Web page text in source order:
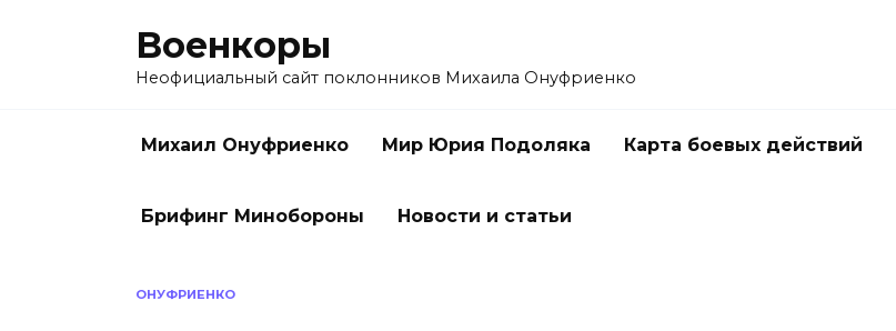
Военкоры
Неофициальный сайт поклонников Михаила Онуфриенко
Михаил Онуфриенко Мир Юрия Подоляка Карта боевых действий
Брифинг Минобороны Новости и статьи
ОНУФРИЕНКО